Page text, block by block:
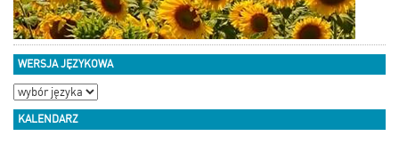
WERSJA JĘZYKOWA
KALENDARZ